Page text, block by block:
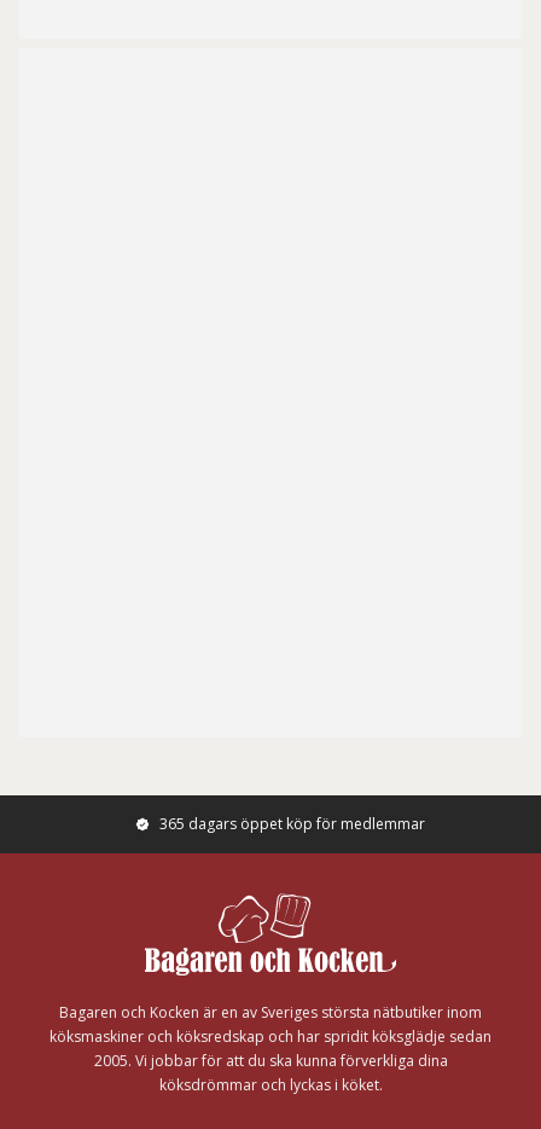
365 dagars öppet köp för medlemmar
Bagaren och Kocken är en av Sveriges största nätbutiker inom
köksmaskiner och köksredskap och har spridit köksglädje sedan
2005. Vi jobbar för att du ska kunna förverkliga dina
köksdrömmar och lyckas i köket.